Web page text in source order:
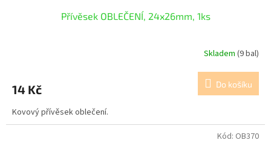
Přívěsek OBLEČENÍ, 24x26mm, 1ks
Skladem (9 bal)
14 Kč Do košíku
Kovový přívěsek oblečení.
Kód: OB370